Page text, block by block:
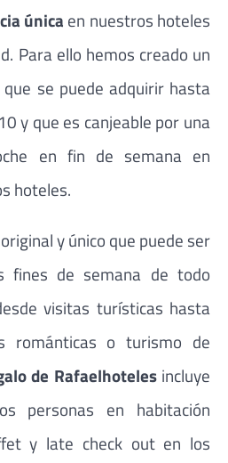
única en nuestros hoteles
Para ello hemos creado un
se puede adquirir hasta
y que es canjeable por una
en fin de semana en
hoteles.
y único que puede ser
fines de semana de todo
visitas turísticas hasta
románticas o turismo de
de Rafaelhotelesincluye
personas en habitación
y late check out en los